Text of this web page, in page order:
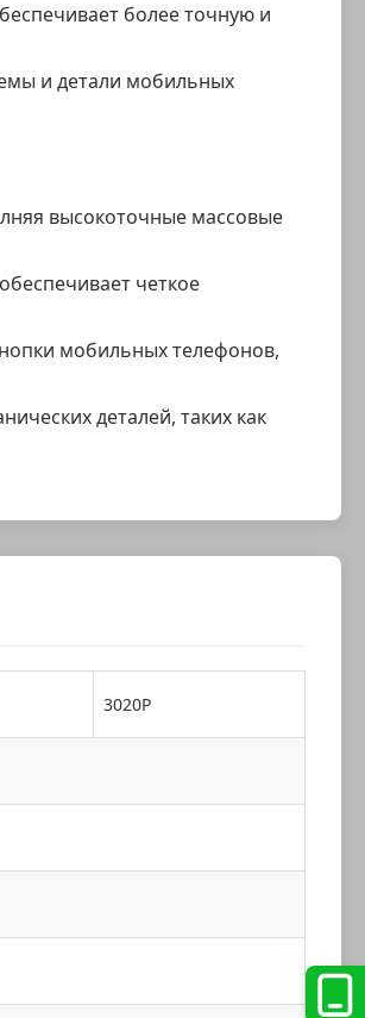
более точную и
и детали мобильных
высокоточные массовые
четкое
мобильных телефонов,
деталей, таких как
3020P